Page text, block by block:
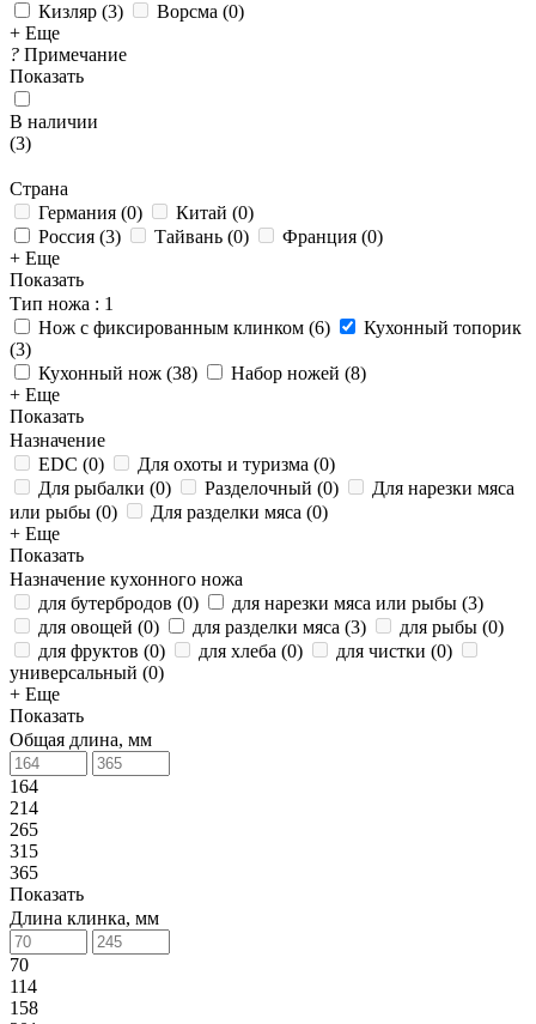
Кизляр (3) Ворсма (0)
+ Еще
? Примечание
Показать
В наличии
(3)
Страна
Германия (0) Китай (0)
Россия (3) Тайвань (0) Франция (0)
+ Еще
Показать
Тип ножа : 1
Нож с фиксированным клинком (6)
Кухонный топорик
(3)
Кухонный нож (38) Набор ножей (8)
+ Еще
Показать
Назначение
EDC (0) Для охоты и туризма (0)
Для рыбалки (0) Разделочный (0)
Для нарезки мяса
или рыбы (0) Для разделки мяса (0)
+ Еще
Показать
Назначение кухонного ножа
для бутербродов (0) для нарезки мяса или рыбы (3)
для овощей (0) для разделки мяса (3) для рыбы (0)
для фруктов (0) для хлеба (0) для чистки (0)
универсальный (0)
+ Еще
Показать
Общая длина, мм
164
214
265
315
365
Показать
Длина клинка, мм
70
114
158